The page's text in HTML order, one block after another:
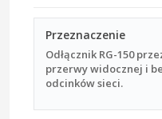
Przeznaczenie
Odłącznik RG-150
przerwy widocznej i
odcinków sieci.